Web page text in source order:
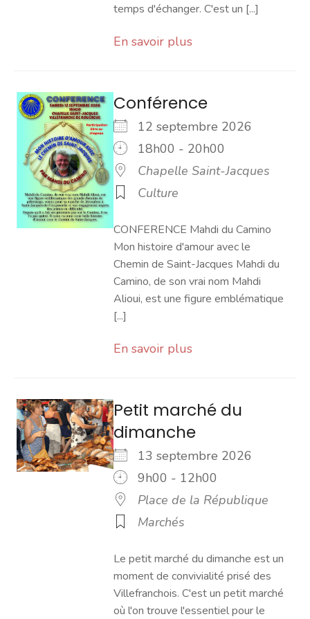
temps d'échanger. C'est un [...]
En savoir plus
Conférence
12 septembre 2026
18h00 - 20h00
Chapelle Saint-Jacques
Culture
CONFERENCE Mahdi du Camino
Mon histoire d'amour avec le
Chemin de Saint-Jacques Mahdi du
Camino, de son vrai nom Mahdi
Alioui, est une figure emblématique
[...]
En savoir plus
Petit marché du
dimanche
13 septembre 2026
9h00 - 12h00
Place de la République
Marchés
Le petit marché du dimanche est un
moment de convivialité prisé des
Villefranchois. C'est un petit marché
où l'on trouve l'essentiel pour le